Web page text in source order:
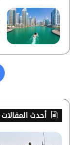
أحدث المقالات